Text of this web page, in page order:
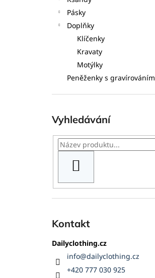
Pásky
Doplňky
Klíčenky
Kravaty
Motýlky
Peněženky s gravírováním
Vyhledávání
Kontakt
Dailyclothing.cz
info@dailyclothing.cz
+420 777 030 925